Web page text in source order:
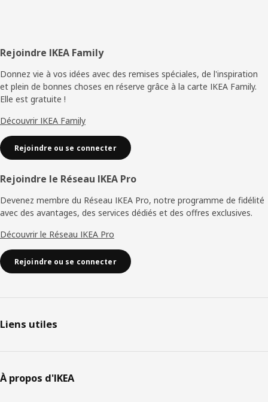
Pied
de
page
Rejoindre IKEA Family
Donnez vie à vos idées avec des remises spéciales, de l'inspiration
et plein de bonnes choses en réserve grâce à la carte IKEA Family.
Elle est gratuite !
Découvrir IKEA Family
Rejoindre ou se connecter
Rejoindre le Réseau IKEA Pro
Devenez membre du Réseau IKEA Pro, notre programme de fidélité
avec des avantages, des services dédiés et des offres exclusives.
Découvrir le Réseau IKEA Pro
Rejoindre ou se connecter
Liens utiles
À propos d'IKEA